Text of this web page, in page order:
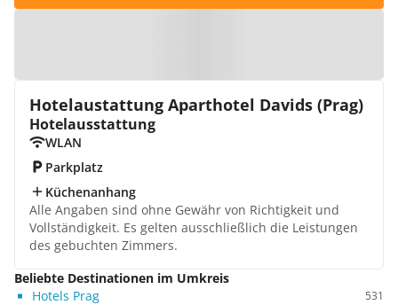
Hotelaustattung Aparthotel Davids (Prag)
Hotelausstattung
WLAN
Parkplatz
Küchenanhang
Alle Angaben sind ohne Gewähr von Richtigkeit und
Vollständigkeit. Es gelten ausschließlich die Leistungen
des gebuchten Zimmers.
Beliebte Destinationen im Umkreis
Hotels Prag
531